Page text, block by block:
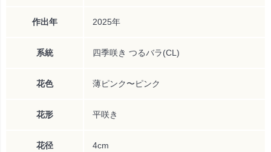
作出年 2025年
系統 四季咲き つるバラ(CL)
花色 薄ピンク〜ピンク
花形 平咲き
花径 4cm